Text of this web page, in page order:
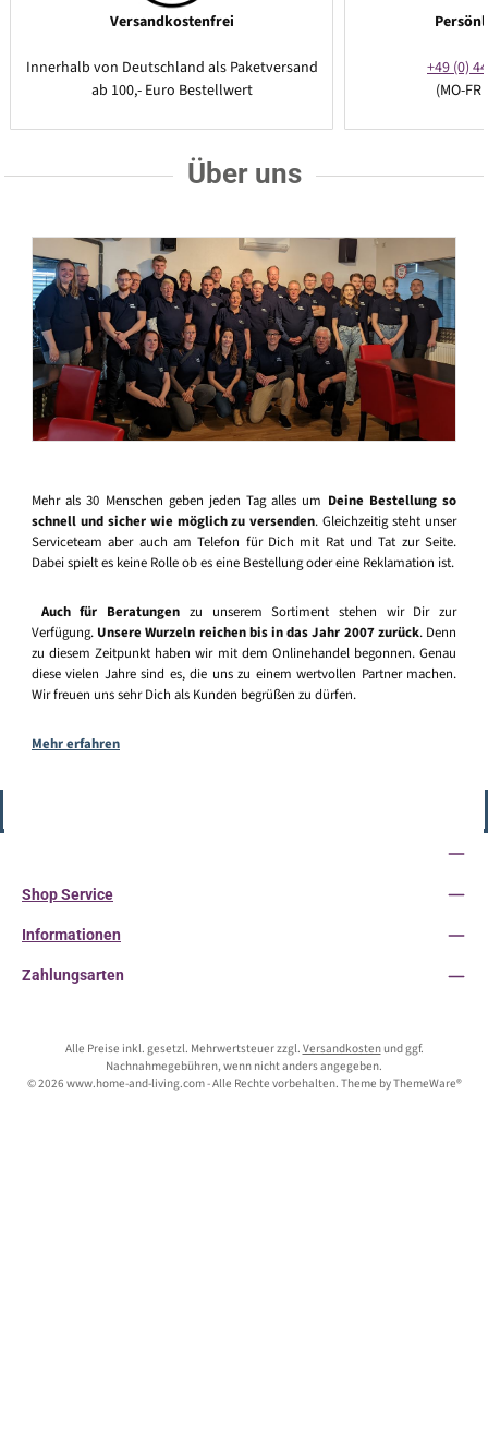
Versandkostenfrei
Innerhalb von Deutschland als Paketversand
ab 100,- Euro Bestellwert
+49 (0)
(MO-
Über uns
Mehr als 30 Menschen geben jeden Tag alles um Deine Bestellung so
schnell und sicher wie möglich zu versenden. Gleichzeitig steht unser
Serviceteam aber auch am Telefon für Dich mit Rat und Tat zur Seite.
Dabei spielt es keine Rolle ob es eine Bestellung oder eine Reklamation ist.
Auch für Beratungen zu unserem Sortiment stehen wir Dir zur
Verfügung. Unsere Wurzeln reichen bis in das Jahr 2007 zurück. Denn
zu diesem Zeitpunkt haben wir mit dem Onlinehandel begonnen. Genau
diese vielen Jahre sind es, die uns zu einem wertvollen Partner machen.
Wir freuen uns sehr Dich als Kunden begrüßen zu dürfen.
Mehr erfahren
Shop Service
Informationen
Zahlungsarten
Alle Preise inkl. gesetzl. Mehrwertsteuer zzgl. Versandkostenund ggf.
Nachnahmegebühren, wenn nicht anders angegeben.
© 2026 www.home-and-living.com - Alle Rechte vorbehalten. Theme byThemeWare®